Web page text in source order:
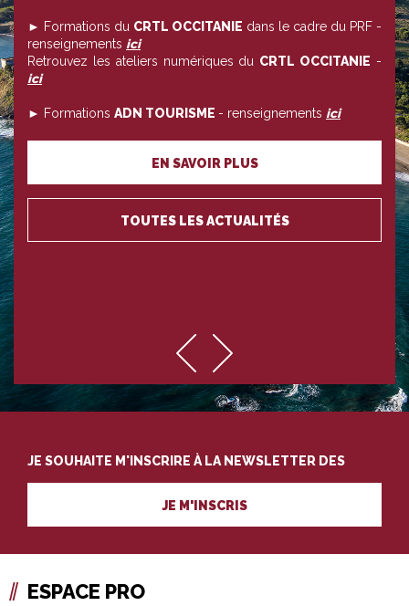
► Formations du CRTL OCCITANIE dans le cadre du PRF -
renseignements ici
Retrouvez les ateliers numériques du CRTL OCCITANIE -
ici
► Formations ADN TOURISME - renseignements ici
EN SAVOIR PLUS
TOUTES LES ACTUALITÉS
JE SOUHAITE M'INSCRIRE À LA NEWSLETTER DES
PROFESSIONNELS DU TOURISME
JE M'INSCRIS
ESPACE PRO